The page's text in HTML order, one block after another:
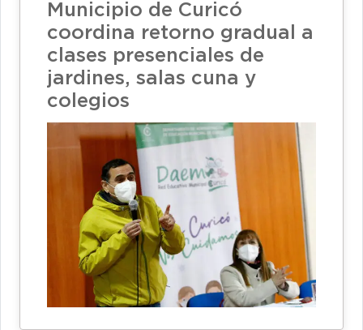
Municipio de Curicó
coordina retorno gradual a
clases presenciales de
jardines, salas cuna y
colegios